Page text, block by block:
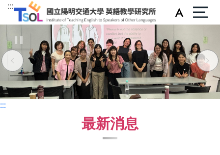
:::
:::
最新消息